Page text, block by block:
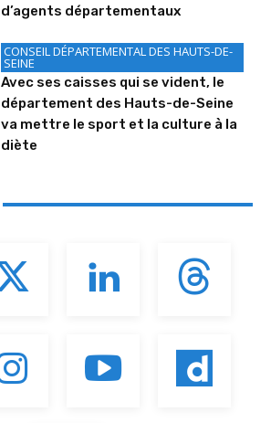
d’agents départementaux
CONSEIL DÉPARTEMENTAL DES HAUTS-DE-
SEINE
Avec ses caisses qui se vident, le
département des Hauts-de-Seine
va mettre le sport et la culture à la
diète